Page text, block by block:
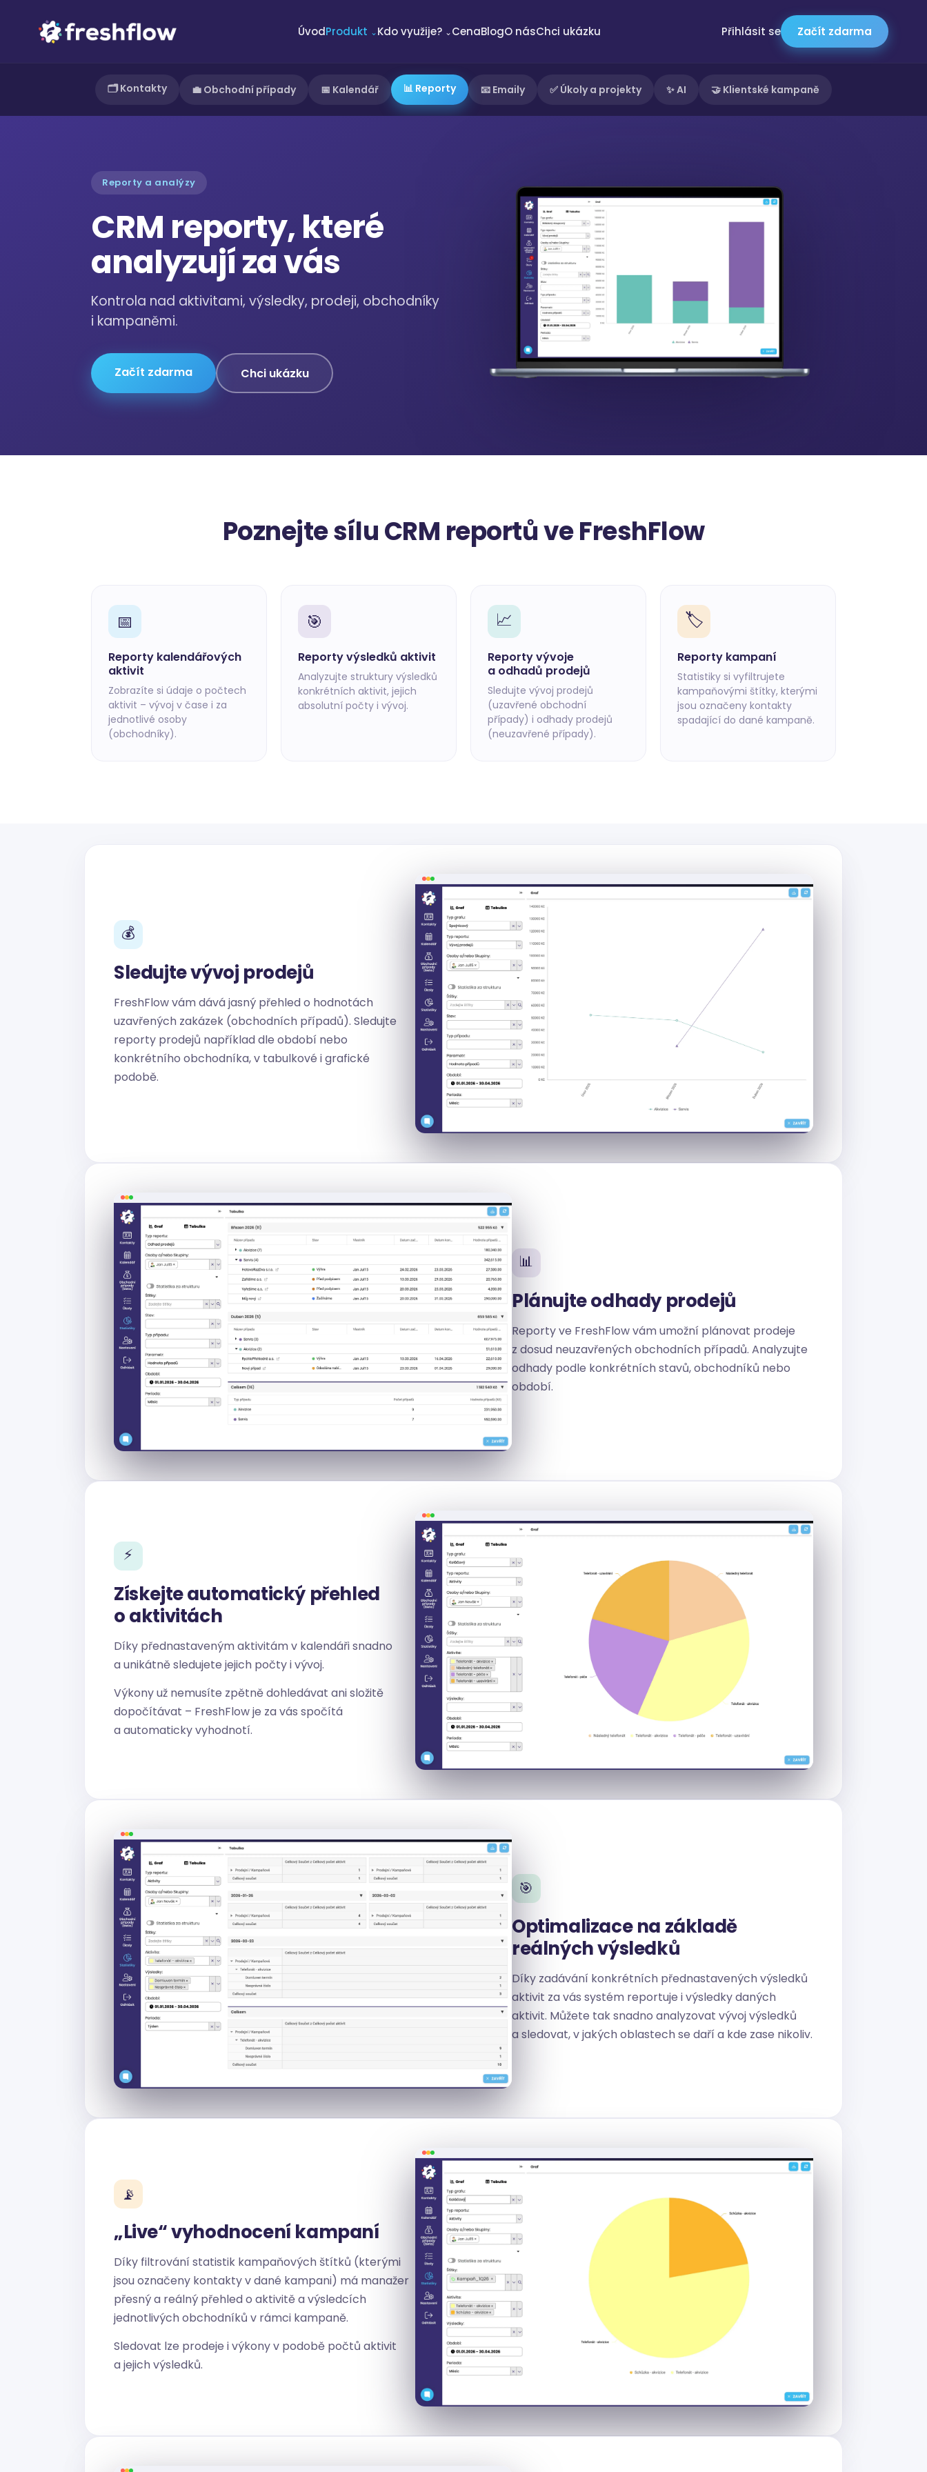
ÚvodProdukt ⌄Kdo využije? ⌄CenaBlogO násChci ukázku Přihlásit se Začít zdarma
🗂️ Kontakty 💼 Obchodní případy 📅 Kalendář 📊 Reporty 📧 Emaily ✅ Úkoly a projekty ✨ AI 🤝 Klientské kampaně
Reporty a analýzy
CRM reporty, které
analyzují za vás
Kontrola nad aktivitami, výsledky, prodeji, obchodníky
i kampaněmi.
Začít zdarma Chci ukázku
Poznejte sílu CRM reportů ve FreshFlow
📅
Reporty kalendářových
aktivit
Zobrazíte si údaje o počtech
aktivit – vývoj v čase i za
jednotlivé osoby
(obchodníky).
🎯
Reporty výsledků aktivit
Analyzujte struktury výsledků
konkrétních aktivit, jejich
absolutní počty i vývoj.
📈
Reporty vývoje
a odhadů prodejů
Sledujte vývoj prodejů
(uzavřené obchodní
případy) i odhady prodejů
(neuzavřené případy).
🏷️
Reporty kampaní
Statistiky si vyfiltrujete
kampaňovými štítky, kterými
jsou označeny kontakty
spadající do dané kampaně.
💰
Sledujte vývoj prodejů
FreshFlow vám dává jasný přehled o hodnotách
uzavřených zakázek (obchodních případů). Sledujte
reporty prodejů například dle období nebo
konkrétního obchodníka, v tabulkové i grafické
podobě.
📊
Plánujte odhady prodejů
Reporty ve FreshFlow vám umožní plánovat prodeje
z dosud neuzavřených obchodních případů. Analyzujte
odhady podle konkrétních stavů, obchodníků nebo
období.
⚡
Získejte automatický přehled
o aktivitách
Díky přednastaveným aktivitám v kalendáři snadno
a unikátně sledujete jejich počty i vývoj.
Výkony už nemusíte zpětně dohledávat ani složitě
dopočítávat – FreshFlow je za vás spočítá
a automaticky vyhodnotí.
🎯
Optimalizace na základě
reálných výsledků
Díky zadávání konkrétních přednastavených výsledků
aktivit za vás systém reportuje i výsledky daných
aktivit. Můžete tak snadno analyzovat vývoj výsledků
a sledovat, v jakých oblastech se daří a kde zase nikoliv.
📡
„Live“ vyhodnocení kampaní
Díky filtrování statistik kampaňových štítků (kterými
jsou označeny kontakty v dané kampani) má manažer
přesný a reálný přehled o aktivitě a výsledcích
jednotlivých obchodníků v rámci kampaně.
Sledovat lze prodeje i výkony v podobě počtů aktivit
a jejich výsledků.